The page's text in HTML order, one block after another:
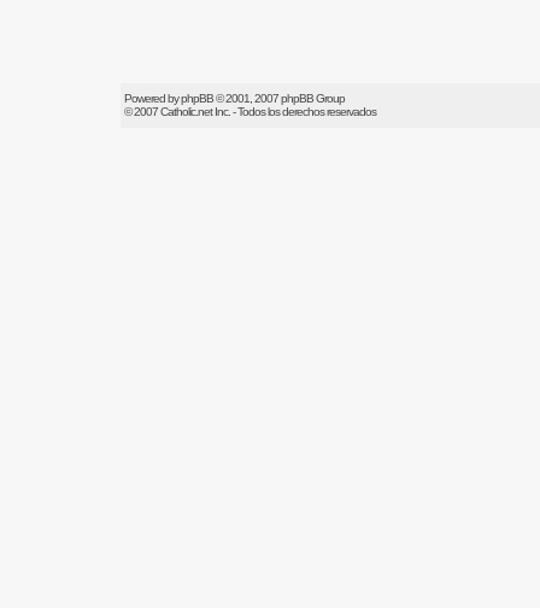
Powered byphpBB© 2001, 2007 phpBB Group
© 2007Catholic.netInc. - Todos los derechos reservados